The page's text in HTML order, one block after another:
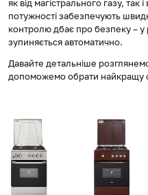
як від магістрального газу, так
потужності забезпечують
контролю дбає про безпеку – у
зупиняється автоматично.
Давайте детальніше
допоможемо обрати найкращу